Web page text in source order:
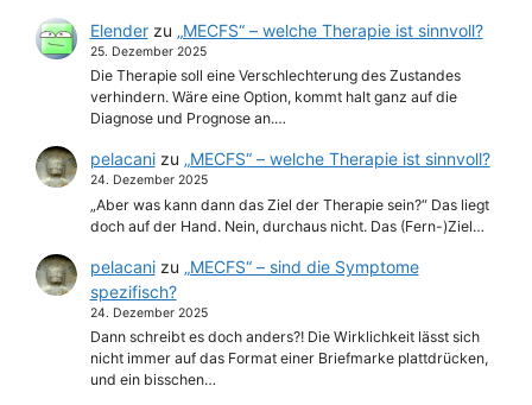
Elenderzu „MECFS“ – welche Therapie ist sinnvoll?
25. Dezember 2025
Die Therapie soll eine Verschlechterung des Zustandes
verhindern. Wäre eine Option, kommt halt ganz auf die
Diagnose und Prognose an.…
pelacanizu „MECFS“ – welche Therapie ist sinnvoll?
24. Dezember 2025
„Aber was kann dann das Ziel der Therapie sein?“ Das liegt
doch auf der Hand. Nein, durchaus nicht. Das (Fern-)Ziel…
pelacanizu „MECFS“ – sind die Symptome
spezifisch?
24. Dezember 2025
Dann schreibt es doch anders?! Die Wirklichkeit lässt sich
nicht immer auf das Format einer Briefmarke plattdrücken,
und ein bisschen…